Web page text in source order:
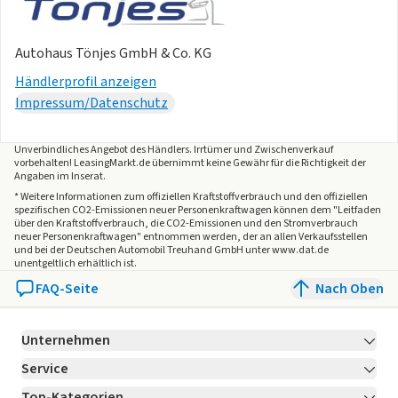
Ford Power-Startfunktion (schlüsselfreies
Serienausstattung Infotainment, Konnektivität und
Navigation
Ford SYNC 4 inkl. Ford Navigationssystem mit AppLink,
13,2"-Touchscreen (33 cm Bildschirmdiagonale)
und DAB/DAB+ (Digital Audio Broadcasting) - 6 Lautsprecher
- FordPass Connect inkl. eCall und LiveTraffic
Verkehrsinformation 3) - Digitale Instrumententafel 12,3"
(31,2 cm Bildschirmdiagonale) - Amazon Alexa
Built-In Sprachassistent 4) - Android Auto und Apple CarPlay
(kabellose Kopplung) 5) - Bluetooth-
Benutzerhandbuch - Fernbedienung am Lenkrad -
Ford Power-Up Software Updates (Over-the-Air-Update
Autohaus Tönjes GmbH & Co. KG
Händlerprofil anzeigen
Impressum/Datenschutz
Unverbindliches Angebot desHändlers. Irrtümer und Zwischenverkauf
vorbehalten! LeasingMarkt.de übernimmt keine Gewähr für die Richtigkeit der
Angaben im Inserat.
* Weitere Informationen zum offiziellen Kraftstoffverbrauch und den offiziellen
spezifischen CO2-Emissionen neuer Personenkraftwagen können dem "Leitfaden
über den Kraftstoffverbrauch, die CO2-Emissionen und den Stromverbrauch
neuer Personenkraftwagen" entnommen werden, der an allen Verkaufsstellen
und bei der Deutschen Automobil Treuhand GmbH unter www.dat.de
unentgeltlich erhältlich ist.
FAQ-Seite Nach Oben
Unternehmen
Über LeasingMarkt.de
Service